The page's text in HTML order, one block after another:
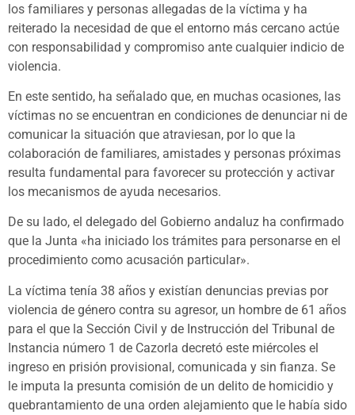
los familiares y personas allegadas de la víctima y ha
reiterado la necesidad de que el entorno más cercano actúe
con responsabilidad y compromiso ante cualquier indicio de
violencia.
En este sentido, ha señalado que, en muchas ocasiones, las
víctimas no se encuentran en condiciones de denunciar ni de
comunicar la situación que atraviesan, por lo que la
colaboración de familiares, amistades y personas próximas
resulta fundamental para favorecer su protección y activar
los mecanismos de ayuda necesarios.
De su lado, el delegado del Gobierno andaluz ha confirmado
que la Junta «ha iniciado los trámites para personarse en el
procedimiento como acusación particular».
La víctima tenía 38 años y existían denuncias previas por
violencia de género contra su agresor, un hombre de 61 años
para el que la Sección Civil y de Instrucción del Tribunal de
Instancia número 1 de Cazorla decretó este miércoles el
ingreso en prisión provisional, comunicada y sin fianza. Se
le imputa la presunta comisión de un delito de homicidio y
quebrantamiento de una orden alejamiento que le había sido